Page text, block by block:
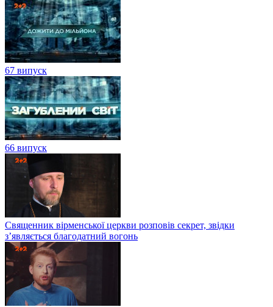
67 випуск
66 випуск
Священник вірменської церкви розповів секрет, звідки
з’являється благодатний вогонь